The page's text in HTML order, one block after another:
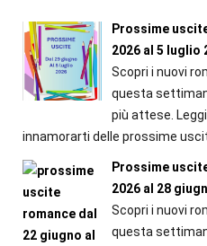
Prossime
2026 al 5 luglio
Scopri i nuovi
questa
più attese.
innamorarti delle prossime
Prossime
2026 al 28
Scopri i nuovi
questa